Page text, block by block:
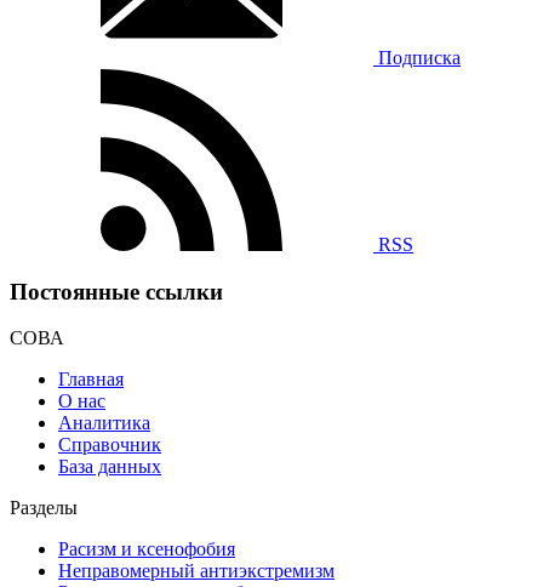
Подписка
RSS
Постоянные ссылки
СОВА
Главная
О нас
Аналитика
Справочник
База данных
Разделы
Расизм и ксенофобия
Неправомерный антиэкстремизм